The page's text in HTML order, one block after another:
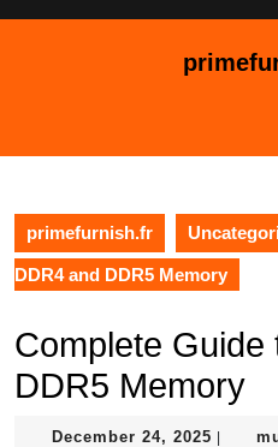
primefurnish.fr
DDR4 and DDR5 Memory
Complete Guide
DDR5 Memory
December 24, 2025